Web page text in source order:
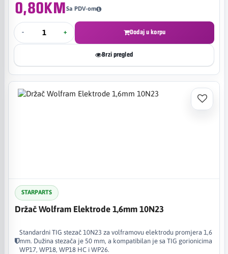
0,80KMSa PDV-om
- + Dodaj u korpu
Brzi pregled
STARPARTS
Držač Wolfram Elektrode 1,6mm 10N23
Standardni TIG stezač 10N23 za volframovu elektrodu promjera 1,6
mm. Dužina stezača je 50 mm, a kompatibilan je sa TIG gorionicima
WP17, WP18, WP18 HC i WP26.